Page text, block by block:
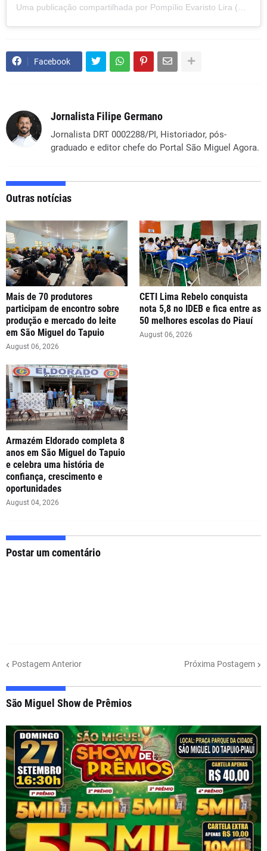
Facebook
Jornalista Filipe Germano
Jornalista DRT 0002288/PI, Historiador, pós-
graduado e editor chefe do Portal São Miguel Agora.
Outras notícias
Mais de 70 produtores
participam de encontro sobre
produção e mercado do leite
em São Miguel do Tapuio
August 06, 2026
CETI Lima Rebelo conquista
nota 5,8 no IDEB e fica entre as
50 melhores escolas do Piauí
August 06, 2026
Armazém Eldorado completa 8
anos em São Miguel do Tapuio
e celebra uma história de
confiança, crescimento e
oportunidades
August 04, 2026
Postar um comentário
Postagem Anterior Próxima Postagem
São Miguel Show de Prêmios